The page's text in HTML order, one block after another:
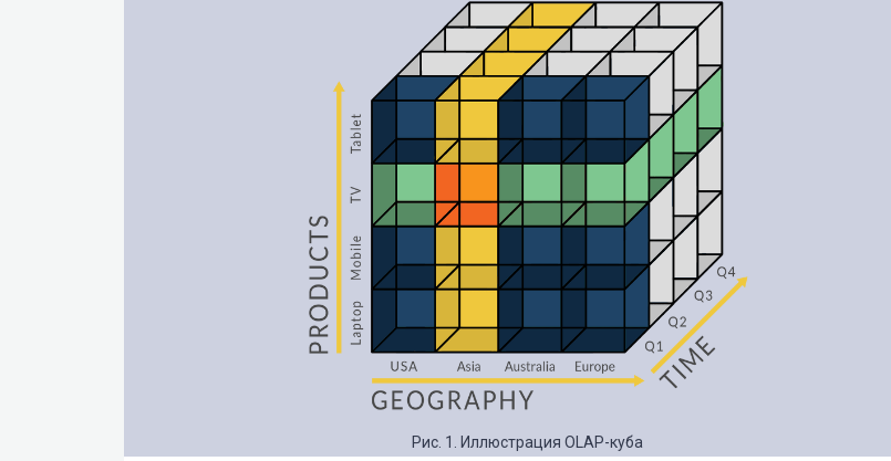
Рис. 1. Иллюстрация OLAP-куба